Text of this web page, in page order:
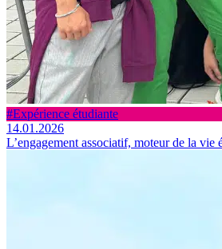
#Expérience étudiante
14.01.2026
L’engagement associatif, moteur de la vie